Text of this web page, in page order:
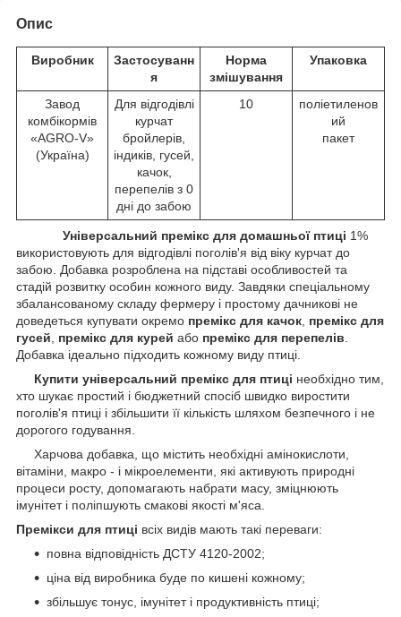
Опис
Виробник
Застосуванн
я
Норма
змішування
Упаковка
Завод
комбікормів
«AGRO-V»
(Україна)
Для відгодівлі
курчат
бройлерів,
індиків, гусей,
качок,
перепелів з 0
дні до забою
10
поліетиленов
ий
пакет
Універсальний премікс для домашньої птиці 1%
використовують для відгодівлі поголів'я від віку курчат до
забою. Добавка розроблена на підставі особливостей та
стадій розвитку особин кожного виду. Завдяки спеціальному
збалансованому складу фермеру і простому дачникові не
доведеться купувати окремо премікс для качок премікс для
гусей
премікс для курей або премікс для перепелів
Добавка ідеально підходить кожному виду птиці.
Купити універсальний премікс для птиці необхідно тим,
хто шукає простий і бюджетний спосіб швидко виростити
поголів'я птиці і збільшити її кількість шляхом безпечного і не
дорогого годування.
Харчова добавка, що містить необхідні амінокислоти,
вітаміни, макро - і мікроелементи, які активують природні
процеси росту, допомагають набрати масу, зміцнюють
імунітет і поліпшують смакові якості м'яса.
Премікси для птиці всіх видів мають такі переваги:
повна відповідність ДСТУ 4120-2002;
ціна від виробника буде по кишені кожному;
збільшує тонус, імунітет і продуктивність птиці;